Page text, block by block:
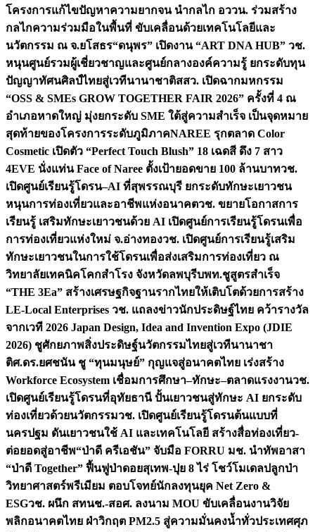
โครงการแก้ไขปัญหาความยากจน นำกลไก อววน. ร่วมสร้าง
กลไกความร่วมมือในพื้นที่ ขับเคลื่อนด้วยเทคโนโลยีและ
นวัตกรรม ณ จ.ยโสธร“ดนุพร” เปิดงาน “ART DNA HUB” วช.
หนุนศูนย์รวมผู้เชี่ยวชาญและศูนย์กลางองค์ความรู้ ยกระดับทุน
ปัญญาทัศนศิลป์ไทยสู่เวทีนานาชาติสสว. เปิดฉากมหกรรม
“OSS & SMEs GROW TOGETHER FAIR 2026” ครั้งที่ 4 ณ
อำเภอหาดใหญ่ มุ่งยกระดับ SME ใต้สู่ความสำเร็จ เป็นจุดหมาย
สุดท้ายของโครงการระดับภูมิภาคNAREE รุกตลาด Color
Cosmetic เปิดตัว “Perfect Touch Blush” 18 เฉดสี ดึง 7 สาว
4EVE นั่งแท่น Face of Naree ตั้งเป้ายอดขาย 100 ล้านบาทวช.
เปิดศูนย์เรียนรู้โดรน–AI ที่สุพรรณบุรี ยกระดับทักษะเยาวชน
หนุนการท่องเที่ยวและอาชีพแห่งอนาคตวช. ขยายโอกาสการ
เรียนรู้ เสริมทักษะเยาวชนด้วย AI เปิดศูนย์การเรียนรู้โดรนเพื่อ
การท่องเที่ยวแห่งใหม่ จ.อ่างทองวช. เปิดศูนย์การเรียนรู้เสริม
ทักษะเยาวชนในการใช้โดรนเพื่อส่งเสริมการท่องเที่ยว ณ
วิทยาลัยเทคนิคโคกสำโรง จังหวัดลพบุรีบพท.ชูสูตรสำเร็จ
“THE 3Ea” สร้างเศรษฐกิจฐานรากไทยให้เติบโตด้วยการสร้าง
LE-Local Enterprises วช. แถลงข่าวนักประดิษฐ์ไทย คว้ารางวัล
จากเวที 2026 Japan Design, Idea and Invention Expo (JDIE
2026) ชูศักยภาพสิ่งประดิษฐ์นวัตกรรมไทยสู่เวทีนานาชา
ติศ.ดร.ยศชนัน ชู “ทุนมนุษย์” กุญแจสู่อนาคตไทย เร่งสร้าง
Workforce Ecosystem เชื่อมการศึกษา–ทักษะ–ตลาดแรงงานวช.
เปิดศูนย์เรียนรู้โดรนที่อุทัยธานี ปั้นเยาวชนสู่ทักษะ AI ยกระดับ
ท่องเที่ยวด้วยนวัตกรรมวช. เปิดศูนย์เรียนรู้โดรนต้นแบบที่
นครปฐม ดันเยาวชนใช้ AI และเทคโนโลยี สร้างสื่อท่องเที่ยว-
ต่อยอดสู่อาชีพ“ป่าดี ครีเอชัน” จับมือ FORRU มช. นำทัพอาสา
“ป่าดี Together” ฟื้นฟูป่าดอยสุเทพ-ปุย 8 ไร่ โชว์โมเดลปลูกป่า
วิทยาศาสตร์พรีเมียม ตอบโจทย์นักลงทุนยุค Net Zero &
ESGวช. ผนึก สทนช.-สอศ. ลงนาม MOU ขับเคลื่อนงานวิจัย
พลิกอนาคตไทย ฝ่าวิกฤต PM2.5 สู่ความมั่นคงน้ำทั่วประเทศศุภ